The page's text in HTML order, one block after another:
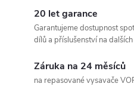
20 let garance
Garantujeme dostupnost
dílů a příslušenství na
Záruka na 24 měsíců
na repasované vysavače